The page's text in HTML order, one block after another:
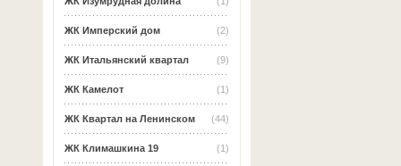
(2)
ЖК Имперский дом
(9)
ЖК Итальянский квартал
(1)
ЖК Камелот
(44)
ЖК Квартал на Ленинском
(1)
ЖК Климашкина 19